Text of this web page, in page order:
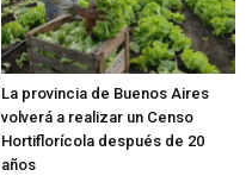
La provincia de Buenos Aires
volverá a realizar un Censo
Hortiflorícola después de 20
años